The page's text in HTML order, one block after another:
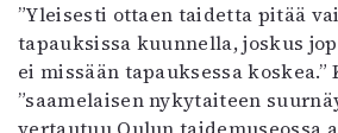
”Yleisesti ottaen taidetta pitää
tapauksissa kuunnella, joskus
ei missään tapauksessa koskea.”
”saamelaisen nykytaiteen